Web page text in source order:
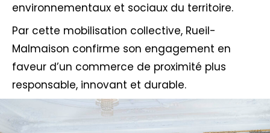
environnementaux et sociaux du territoire.
Par cette mobilisation collective, Rueil-
Malmaison confirme son engagement en
faveur d’un commerce de proximité plus
responsable, innovant et durable.